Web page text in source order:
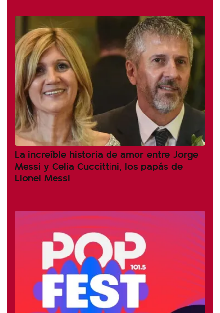
La increíble historia de amor entre Jorge
Messi y Celia Cuccittini, los papás de
Lionel Messi